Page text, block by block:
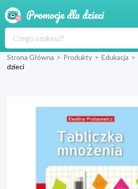
Produkty
Blog
Wyprawka
Strona Główna > Produkty > Edukacja >
dzieci